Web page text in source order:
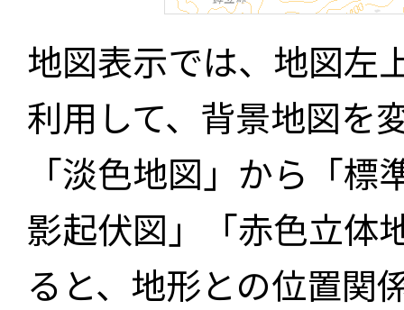
地図表示では、地図左
利用して、背景地図を
「淡色地図」から「
影起伏図」「赤色立体
ると、地形との位置関